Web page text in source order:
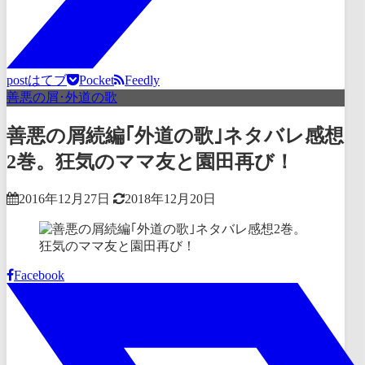
postはてブ Pocket
Feedly
善悪の屑･外道の歌
善悪の屑続編｢外道の歌｣ネタバレ感想
2巻。狂気のママ友と園田再び！
2016年12月27日 2018年12月20日
Facebook